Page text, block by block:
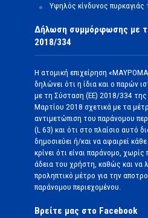
Υψηλός κίνδυνος
Δήλωση συμμόρφωσης με
2018/334
Η ατομική επιχείρηση
δηλώνει ότι η ίδια και ο παρών
με τη Σύσταση (ΕΕ) 2018/334 της
Μαρτίου 2018 σχετικά με τα
αντιμετώπιση του παράνομου
(L 63) και ότι στο πλαίσιο αυτό
δημοσιεύει ή/και να αφαιρεί
κρίνει ότι είναι παράνομο,
άδεια του χρήστη, καθώς και να
προληπτικό μέτρο για την
παράνομου περιεχομένου.
Βρείτε μας στο Facebook